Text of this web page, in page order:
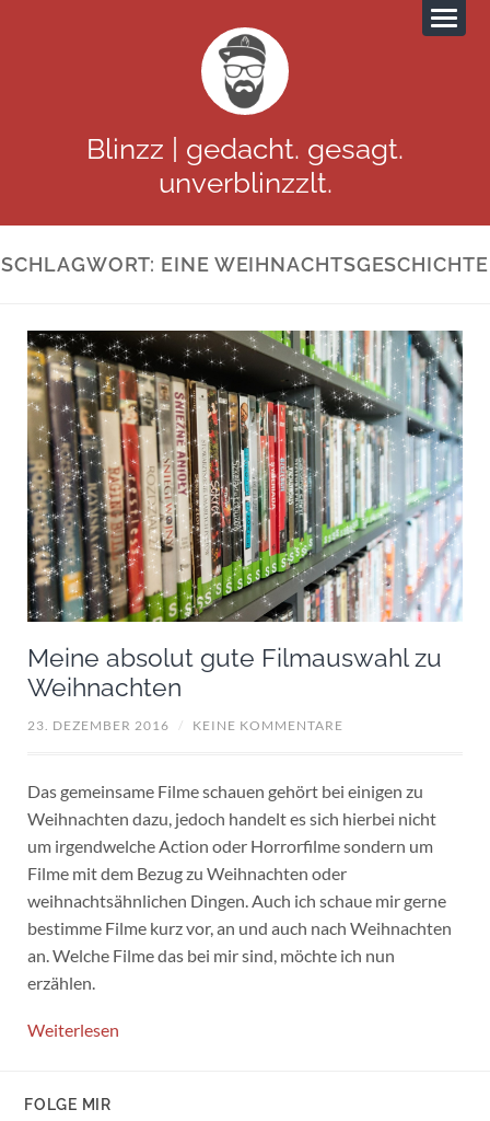
Blinzz | gedacht. gesagt.
unverblinzzlt.
SCHLAGWORT: EINE WEIHNACHTSGESCHICHTE
Meine absolut gute Filmauswahl zu
Weihnachten
23. DEZEMBER 2016 / KEINE KOMMENTARE
Das gemeinsame Filme schauen gehört bei einigen zu
Weihnachten dazu, jedoch handelt es sich hierbei nicht
um irgendwelche Action oder Horrorfilme sondern um
Filme mit dem Bezug zu Weihnachten oder
weihnachtsähnlichen Dingen. Auch ich schaue mir gerne
bestimme Filme kurz vor, an und auch nach Weihnachten
an. Welche Filme das bei mir sind, möchte ich nun
erzählen.
Weiterlesen
FOLGE MIR